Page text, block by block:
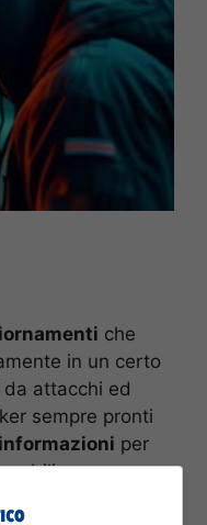
che
in un certo
da attacchi ed
sempre pronti
per